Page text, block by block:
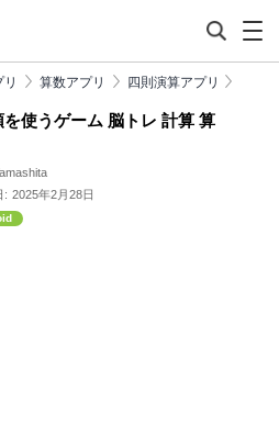
算数アプリ 四則演算アプリ
使うゲーム 脳トレ 計算 算
: 2025年2月28日